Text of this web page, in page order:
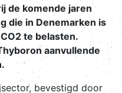
de komende jaren
die in Denemarken is
te belasten.
aanvullende
bevestigd door